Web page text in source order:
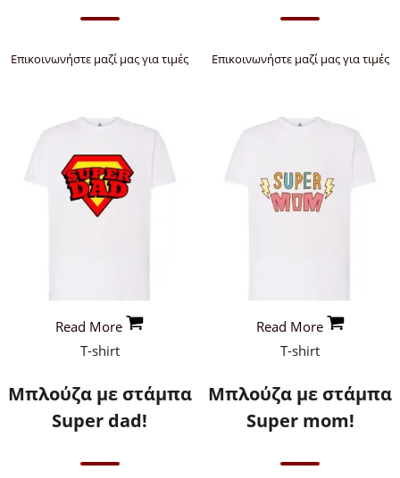
Επικοινωνήστε μαζί μας για τιμές Επικοινωνήστε μαζί μας για τιμές
Read More
T-shirt
Μπλούζα με στάμπα
Super dad!
Read More
T-shirt
Μπλούζα με στάμπα
Super mom!